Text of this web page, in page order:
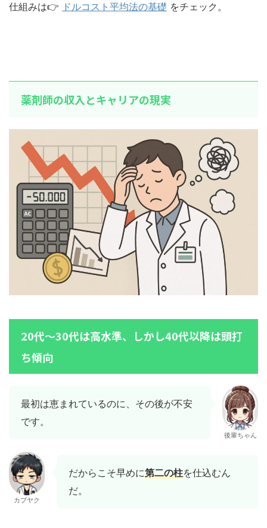
仕組みは👉 ドルコスト平均法の基礎 をチェック。
薬剤師の収入とキャリアの現実
20代〜30代は高水準、しかし40代以降は頭打
ち傾向
最初は恵まれているのに、その後が不安
です。
後輩ちゃん
カブヤク
だからこそ早めに第二の柱を仕込むん
だ。